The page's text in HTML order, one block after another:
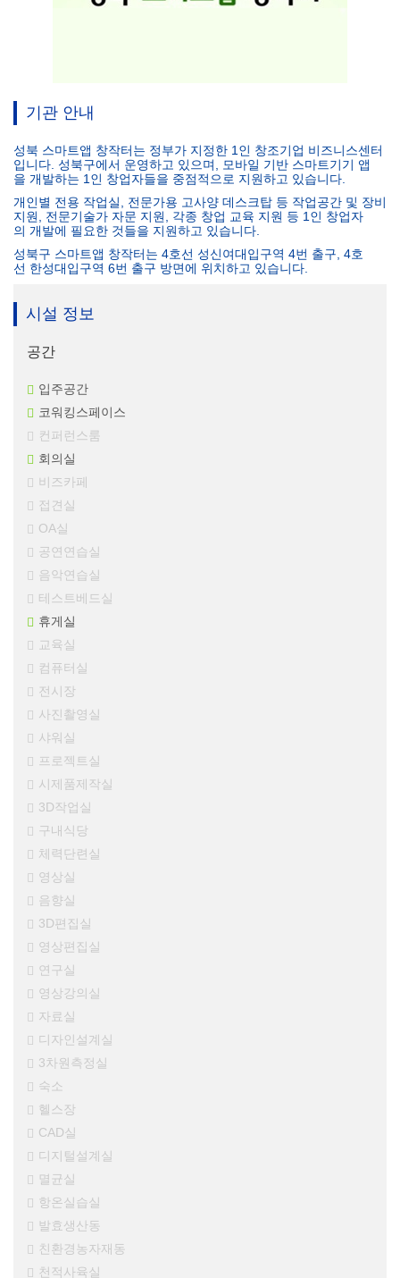
기관 안내
성북 스마트앱 창작터는 정부가 지정한 1인 창조기업 비즈니스센터
입니다. 성북구에서 운영하고 있으며, 모바일 기반 스마트기기 앱
을 개발하는 1인 창업자들을 중점적으로 지원하고 있습니다.
개인별 전용 작업실, 전문가용 고사양 데스크탑 등 작업공간 및 장비
지원, 전문기술가 자문 지원, 각종 창업 교육 지원 등 1인 창업자
의 개발에 필요한 것들을 지원하고 있습니다.
성북구 스마트앱 창작터는 4호선 성신여대입구역 4번 출구, 4호
선 한성대입구역 6번 출구 방면에 위치하고 있습니다.
시설 정보
공간
입주공간
코워킹스페이스
컨퍼런스룸
회의실
비즈카페
접견실
OA실
공연연습실
음악연습실
테스트베드실
휴게실
교육실
컴퓨터실
전시장
사진촬영실
샤워실
프로젝트실
시제품제작실
3D작업실
구내식당
체력단련실
영상실
음향실
3D편집실
영상편집실
연구실
영상강의실
자료실
디자인설계실
3차원측정실
숙소
헬스장
CAD실
디지털설계실
멸균실
항온실습실
발효생산동
친환경농자재동
천적사육실